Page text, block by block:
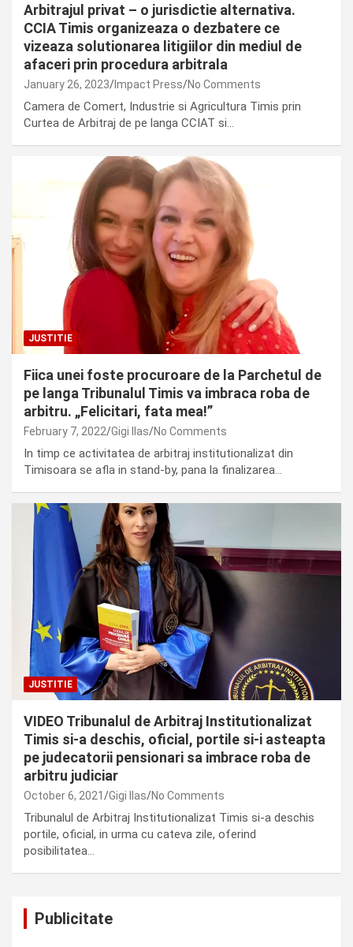
Arbitrajul privat – o jurisdictie alternativa.
CCIA Timis organizeaza o dezbatere ce
vizeaza solutionarea litigiilor din mediul de
afaceri prin procedura arbitrala
January 26, 2023 Impact Press No Comments
Camera de Comert, Industrie si Agricultura Timis prin
Curtea de Arbitraj de pe langa CCIAT si…
JUSTITIE
Fiica unei foste procuroare de la Parchetul de
pe langa Tribunalul Timis va imbraca roba de
arbitru. „Felicitari, fata mea!”
February 7, 2022 Gigi Ilas No Comments
In timp ce activitatea de arbitraj institutionalizat din
Timisoara se afla in stand-by, pana la finalizarea…
JUSTITIE
VIDEO Tribunalul de Arbitraj Institutionalizat
Timis si-a deschis, oficial, portile si-i asteapta
pe judecatorii pensionari sa imbrace roba de
arbitru judiciar
October 6, 2021 Gigi Ilas No Comments
Tribunalul de Arbitraj Institutionalizat Timis si-a deschis
portile, oficial, in urma cu cateva zile, oferind
posibilitatea…
Publicitate